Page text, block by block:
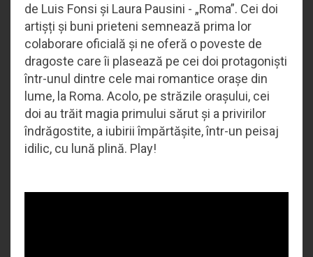
de Luis Fonsi și Laura Pausini - „Roma”. Cei doi
artișți și buni prieteni semnează prima lor
colaborare oficială și ne oferă o poveste de
dragoste care îi plasează pe cei doi protagoniști
într-unul dintre cele mai romantice orașe din
lume, la Roma. Acolo, pe străzile orașului, cei
doi au trăit magia primului sărut și a privirilor
îndrăgostite, a iubirii împărtășite, într-un peisaj
idilic, cu lună plină. Play!